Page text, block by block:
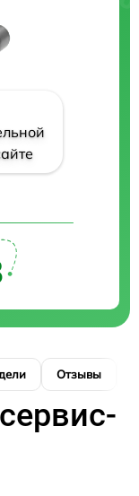
Отзывы